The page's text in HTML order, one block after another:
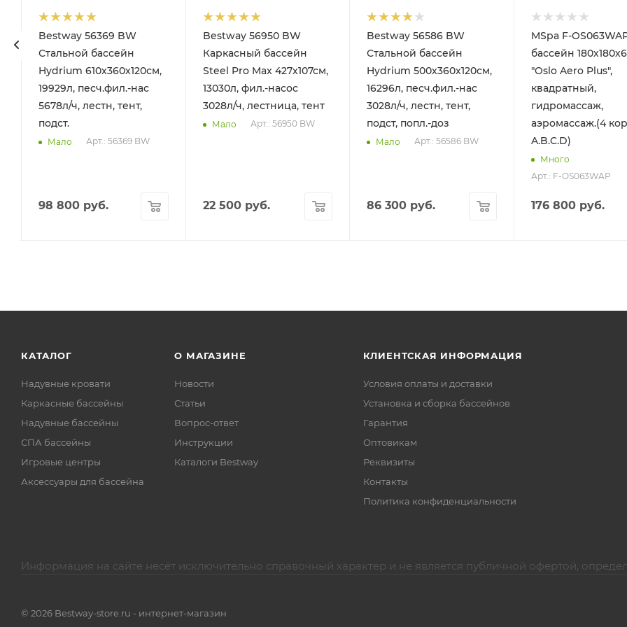
Bestway 56369 BW
Стальной бассейн
Hydrium 610х360х120см,
19929л, песч.фил.-нас
5678л/ч, лестн, тент,
подст.
Мало Арт.: 56369 BW
98 800руб.
Bestway 56950 BW
Каркасный бассейн
Steel Pro Max 427х107см,
13030л, фил.-насос
3028л/ч, лестница, тент
Мало Арт.: 56950 BW
22 500руб.
Bestway 56586 BW
Стальной бассейн
Hydrium 500х360х120см,
16296л, песч.фил.-нас
3028л/ч, лестн, тент,
подст, попл.-доз
Мало Арт.: 56586 BW
86 300 руб.
MSpa F-
бассейн
"Oslo Aero Plus",
квадратный,
гидромассаж,
аэромассаж.(4
A.B.C.D)
Много
Арт.: F-OS063WAP
176 800 руб.
КАТАЛОГ
Надувные кровати
Каркасные бассейны
Надувные бассейны
СПА бассейны
Игровые центры
Аксессуары для бассейна
О МАГАЗИНЕ
Новости
Статьи
Вопрос-ответ
Инструкции
Каталоги Bestway
КЛИЕНТСКАЯ ИНФОРМАЦИЯ
Условия оплаты и доставки
Установка и сборка бассейнов
Гарантия
Оптовикам
Реквизиты
Контакты
Политика конфиденциальности
Информация на сайте несёт исключительно справочный характер и не является публичной офертой,
© 2026 Bestway-store.ru - интернет-магазин